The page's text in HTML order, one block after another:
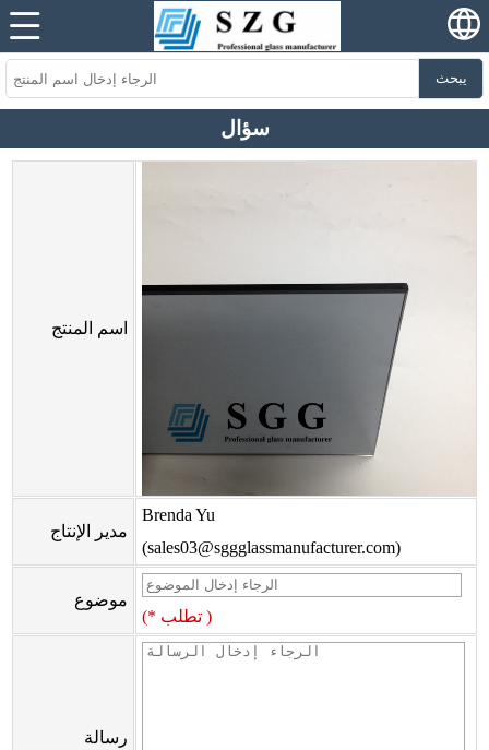
يبحث
سؤال
اسم المنتج
مدير الإنتاج
Brenda Yu
(sales03@sggglassmanufacturer.com)
موضوع
(* تطلب )
رسالة